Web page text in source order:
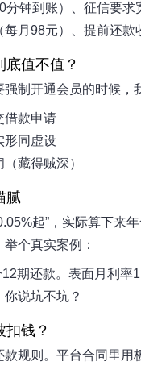
分钟到账）、征信要
每月98元）、提前还款
底值不值？
制开通会员的时候，
借款申请
形同虚设
藏得贼深）
腻
起”，实际算下来
个真实案例：
期还款。表面月利率
说坑不坑？
扣钱？
规则。平台合同里用